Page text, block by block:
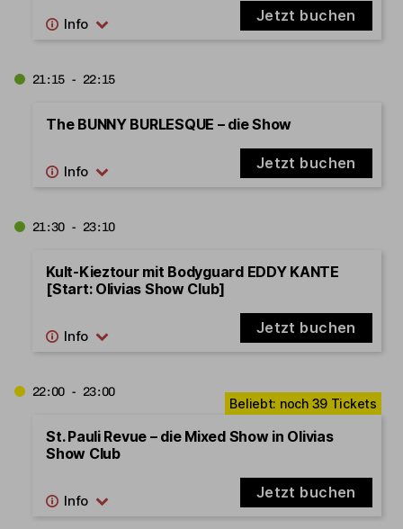
Jetzt buchen
21:15 - 22:15
The BUNNY BURLESQUE – die Show
Jetzt buchen
21:30 - 23:10
Kult-Kieztour mit Bodyguard EDDY KANTE
[Start: Olivias Show Club]
Jetzt buchen
22:00 - 23:00
St. Pauli Revue – die Mixed Show in Olivias
Show Club
Jetzt buchen